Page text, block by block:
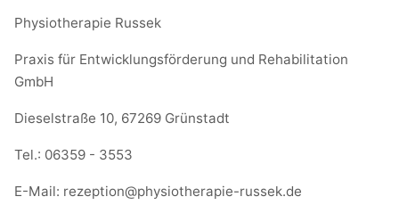
Physiotherapie Russek
Praxis für Entwicklungsförderung und Rehabilitation
GmbH
Dieselstraße 10, 67269 Grünstadt
Tel.: 06359 - 3553
E-Mail: rezeption@physiotherapie-russek.de